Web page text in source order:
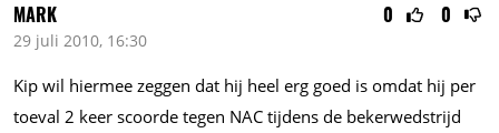
0 0
MARK
29 juli 2010, 16:30
Kip wil hiermee zeggen dat hij heel erg goed is omdat hij per
toeval 2 keer scoorde tegen NAC tijdens de bekerwedstrijd